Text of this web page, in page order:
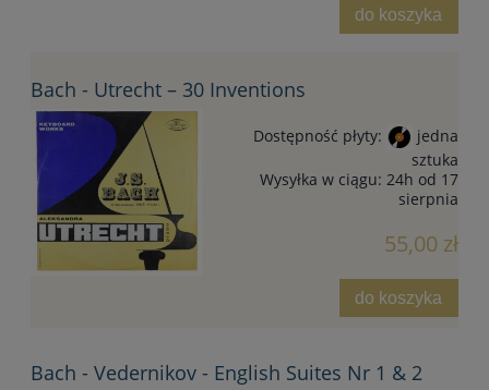
do koszyka
Bach - Utrecht – 30 Inventions
Dostępność płyty:
jedna
sztuka
Wysyłka w ciągu: 24h od 17
sierpnia
55,00 zł
do koszyka
Bach - Vedernikov - English Suites Nr 1 & 2